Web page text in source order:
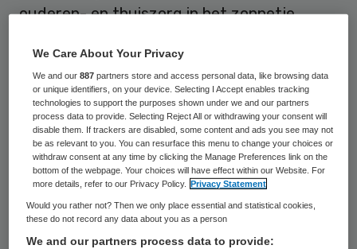
ouderen- en thuiszorg in het zonnetje
Mijn tijd voor de zorg hebben op 12
plaatsen in Nederland om 12 uur tenminste
12 minuten geveldoeken op gebouwen
gehangen met de tekst ‘Wij bedanken
iedereen die tijd maakt voor de zorg’. Op
één van de locaties is het doek op ludieke
wijze onthuld: verzorgende Cindy van
verpleeg- en verzorgcentra Frankeland
We Care About Your Privacy
We and our887 partners store and access personal data, like browsing data
or unique identifiers, on your device. Selecting I Accept enables tracking
technologies to support the purposes shown under we and our partners
process data to provide. Selecting Reject All or withdrawing your consent will
disable them. If trackers are disabled, some content and ads you see may not
be as relevant to you. You can resurface this menu to change your choices or
withdraw consent at any time by clicking the Manage Preferences link on the
bottom of the webpage. Your choices will have effect within our Website. For
more details, refer to our Privacy Policy.
Privacy Statement
Would you rather not? Then we only place essential and statistical cookies,
these do not record any data about you as a person
We and our partners process data to provide: